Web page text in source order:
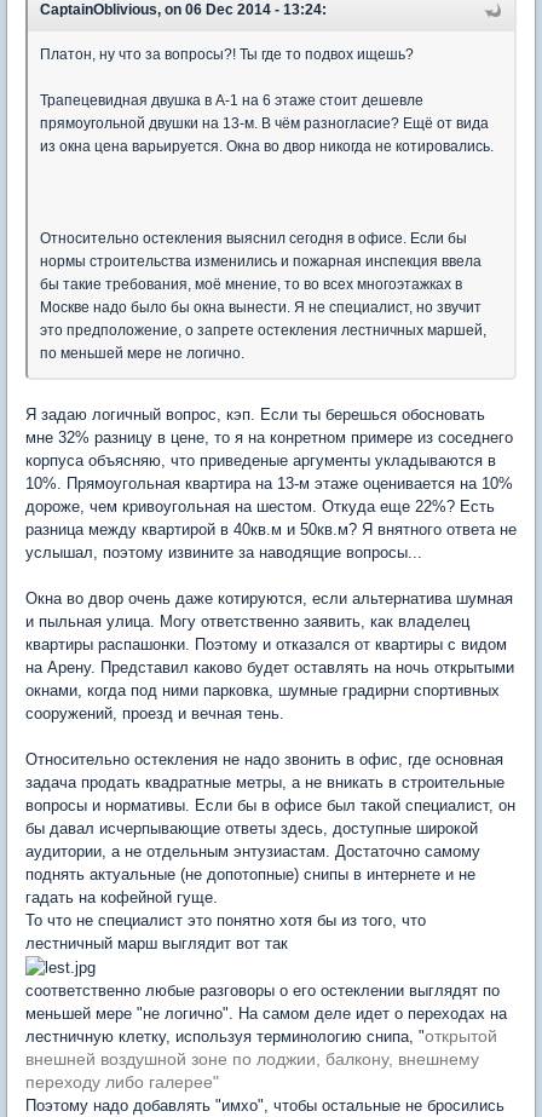
CaptainOblivious, on 06 Dec 2014 - 13:24:
Платон, ну что за вопросы?! Ты где то подвох ищешь?
Трапецевидная двушка в А-1 на 6 этаже стоит дешевле
прямоугольной двушки на 13-м. В чём разногласие? Ещё от вида
из окна цена варьируется. Окна во двор никогда не котировались.
Относительно остекления выяснил сегодня в офисе. Если бы
нормы строительства изменились и пожарная инспекция ввела
бы такие требования, моё мнение, то во всех многоэтажках в
Москве надо было бы окна вынести. Я не специалист, но звучит
это предположение, о запрете остекления лестничных маршей,
по меньшей мере не логично.
Я задаю логичный вопрос, кэп. Если ты берешься обосновать
мне 32% разницу в цене, то я на конретном примере из соседнего
корпуса объясняю, что приведеные аргументы укладываются в
10%. Прямоугольная квартира на 13-м этаже оценивается на 10%
дороже, чем кривоугольная на шестом. Откуда еще 22%? Есть
разница между квартирой в 40кв.м и 50кв.м? Я внятного ответа не
услышал, поэтому извините за наводящие вопросы...
Окна во двор очень даже котируются, если альтернатива шумная
и пыльная улица. Могу ответственно заявить, как владелец
квартиры распашонки. Поэтому и отказался от квартиры с видом
на Арену. Представил каково будет оставлять на ночь открытыми
окнами, когда под ними парковка, шумные градирни спортивных
сооружений, проезд и вечная тень.
Относительно остекления не надо звонить в офис, где основная
задача продать квадратные метры, а не вникать в строительные
вопросы и нормативы. Если бы в офисе был такой специалист, он
бы давал исчерпывающие ответы здесь, доступные широкой
аудитории, а не отдельным энтузиастам. Достаточно самому
поднять актуальные (не допотопные) снипы в интернете и не
гадать на кофейной гуще.
То что не специалист это понятно хотя бы из того, что
лестничный марш выглядит вот так
соответственно любые разговоры о его остеклении выглядят по
меньшей мере "не логично". На самом деле идет о переходах на
лестничную клетку, используя терминологию снипа, "открытой
внешней воздушной зоне по лоджии, балкону, внешнему
переходу либо галерее"
Поэтому надо добавлять "имхо", чтобы остальные не бросились